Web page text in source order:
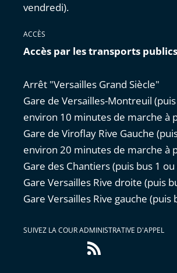
vendredi).
ACCÈS
Accès par les transports
Arrêt "Versailles Grand Siècle"
Gare de Versailles-Montreuil
environ 10 minutes de marche à
Gare de Viroflay Rive Gauche
environ 20 minutes de marche à
Gare des Chantiers (puis bus 1 ou
Gare Versailles Rive droite (puis
Gare Versailles Rive gauche (puis
SUIVEZ LA COUR ADMINISTRATIVE D'APPEL
Flux
RSS